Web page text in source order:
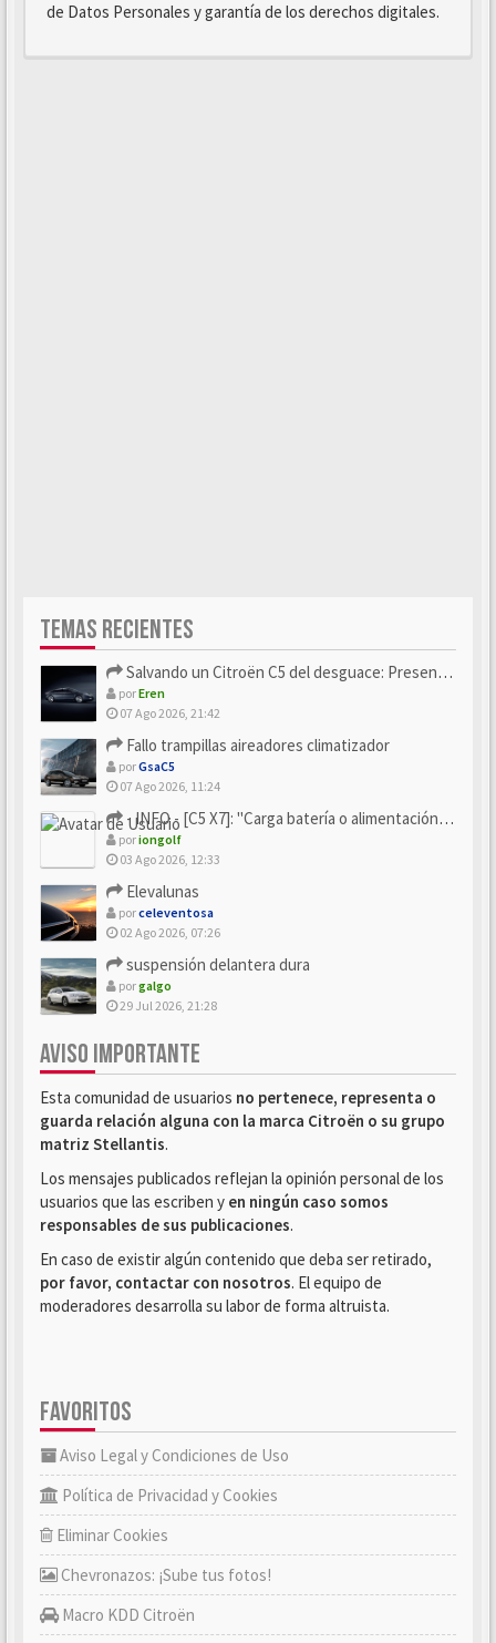
de Datos Personales y garantía de los derechos digitales.
TEMAS RECIENTES
Salvando un Citroën C5 del desguace: Presentación y seguimiento
porEren
07 Ago 2026, 21:42
Fallo trampillas aireadores climatizador
porGsaC5
07 Ago 2026, 11:24
- INFO - [C5 X7]: "Carga batería o alimentación eléctri...
poriongolf
03 Ago 2026, 12:33
Elevalunas
porceleventosa
02 Ago 2026, 07:26
suspensión delantera dura
porgalgo
29 Jul 2026, 21:28
AVISO IMPORTANTE
Esta comunidad de usuarios no pertenece, representa o
guarda relación alguna con la marca Citroën o su grupo
matriz Stellantis.
Los mensajes publicados reflejan la opinión personal de los
usuarios que las escriben y en ningún caso somos
responsables de sus publicaciones.
En caso de existir algún contenido que deba ser retirado,
por favor, contactar con nosotros. El equipo de
moderadores desarrolla su labor de forma altruista.
FAVORITOS
Aviso Legal y Condiciones de Uso
Política de Privacidad y Cookies
Eliminar Cookies
Chevronazos: ¡Sube tus fotos!
Macro KDD Citroën